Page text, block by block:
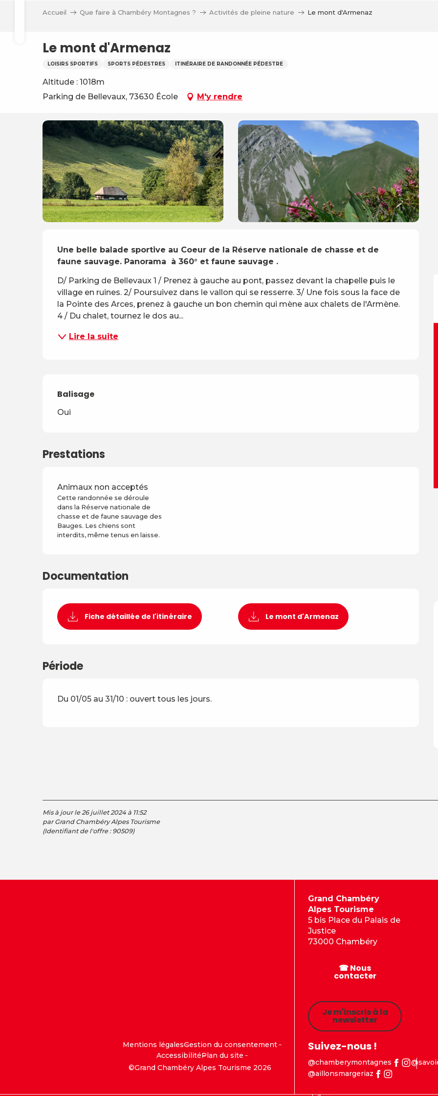
Accueil Que faire à Chambéry Montagnes ? Activités de pleine nature Le mont d'Armenaz
Le mont d'Armenaz
LOISIRS SPORTIFS SPORTS PÉDESTRES ITINÉRAIRE DE RANDONNÉE PÉDESTRE
Altitude : 1018m
Parking de Bellevaux, 73630 École
M'y rendre
Description
Une belle balade sportive au Coeur de la Réserve nationale de chasse et de
faune sauvage. Panorama  à 360° et faune sauvage .
D/ Parking de Bellevaux 1 / Prenez à gauche au pont, passez devant la chapelle puis le
village en ruines. 2/ Poursuivez dans le vallon qui se resserre. 3/ Une fois sous la face de
la Pointe des Arces, prenez à gauche un bon chemin qui mène aux chalets de l'Armène.
4 / Du chalet, tournez le dos au...
Lire la suite
Balisage
Oui
Prestations
Animaux non acceptés
Cette randonnée se déroule
dans la Réserve nationale de
chasse et de faune sauvage des
Bauges. Les chiens sont
interdits, même tenus en laisse.
Documentation
Fiche détaillée de l'itinéraire Le mont d'Armenaz
Période
Du 01/05 au 31/10 : ouvert tous les jours.
Mis à jour le 26 juillet 2024 à 11:52
par Grand Chambéry Alpes Tourisme
(Identifiant de l'offre : 90509)
Mentions légalesGestion du consentement
AccessibilitéPlan du site
©Grand Chambéry Alpes Tourisme 2026
Grand Chambéry
Alpes Tourisme
5 bis Place du Palais de
Justice
73000 Chambéry
☎ Nous
contacter
Je m'inscris à la
newsletter
Suivez-nous !
@chamberymontagnes
@aillonsmargeriaz